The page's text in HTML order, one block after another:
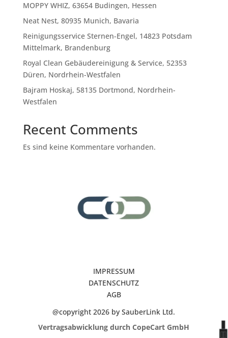
MOPPY WHIZ, 63654 Budingen, Hessen
Neat Nest, 80935 Munich, Bavaria
Reinigungsservice Sternen-Engel, 14823 Potsdam
Mittelmark, Brandenburg
Royal Clean Gebäudereinigung & Service, 52353
Düren, Nordrhein-Westfalen
Bajram Hoskaj, 58135 Dortmond, Nordrhein-
Westfalen
Recent Comments
Es sind keine Kommentare vorhanden.
IMPRESSUM
DATENSCHUTZ
AGB
@copyright 2026 by SauberLink Ltd.
Vertragsabwicklung durch CopeCart GmbH